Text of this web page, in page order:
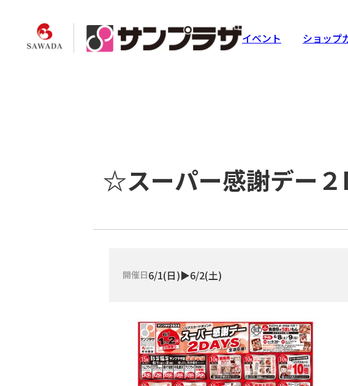
イベント ショップ
☆スーパー感謝デー２
開催日6/1(日)▶6/2(土)